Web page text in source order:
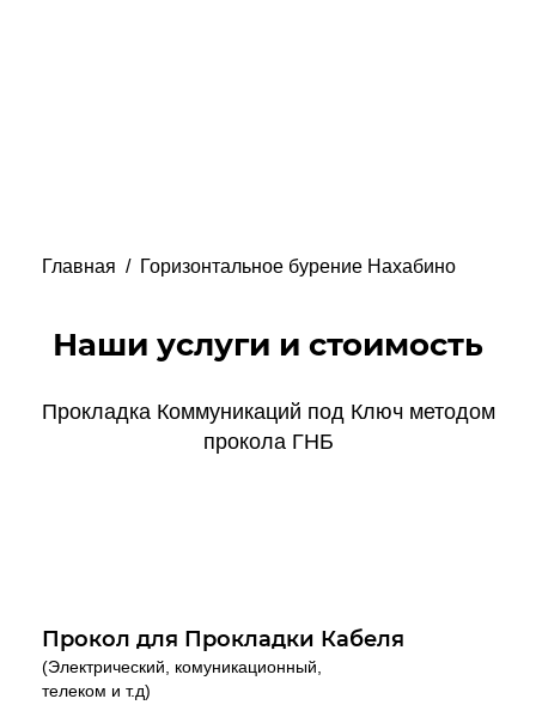
Главная / Горизонтальное бурение Нахабино
Наши услуги и стоимость
Прокладка Коммуникаций под Ключ методом
прокола ГНБ
Прокол для Прокладки Кабеля
(Электрический, комуникационный,
телеком и т.д)